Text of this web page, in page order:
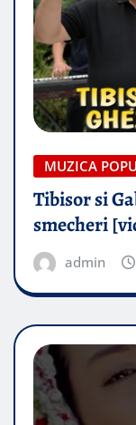
MUZICA
Tibisor si
smecheri
admin